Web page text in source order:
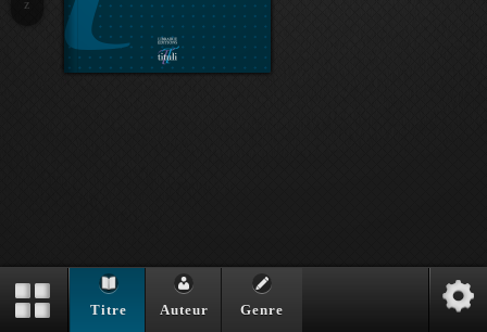
Z
Titre Auteur Genre